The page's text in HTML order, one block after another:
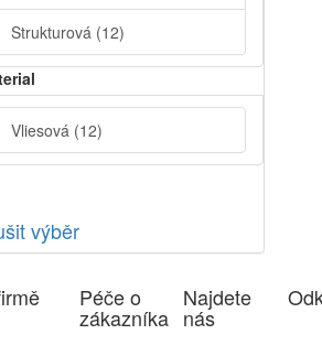
Strukturová (12)
Vliesová (12)
výběr
Péče o
zákazníka
Najdete
nás